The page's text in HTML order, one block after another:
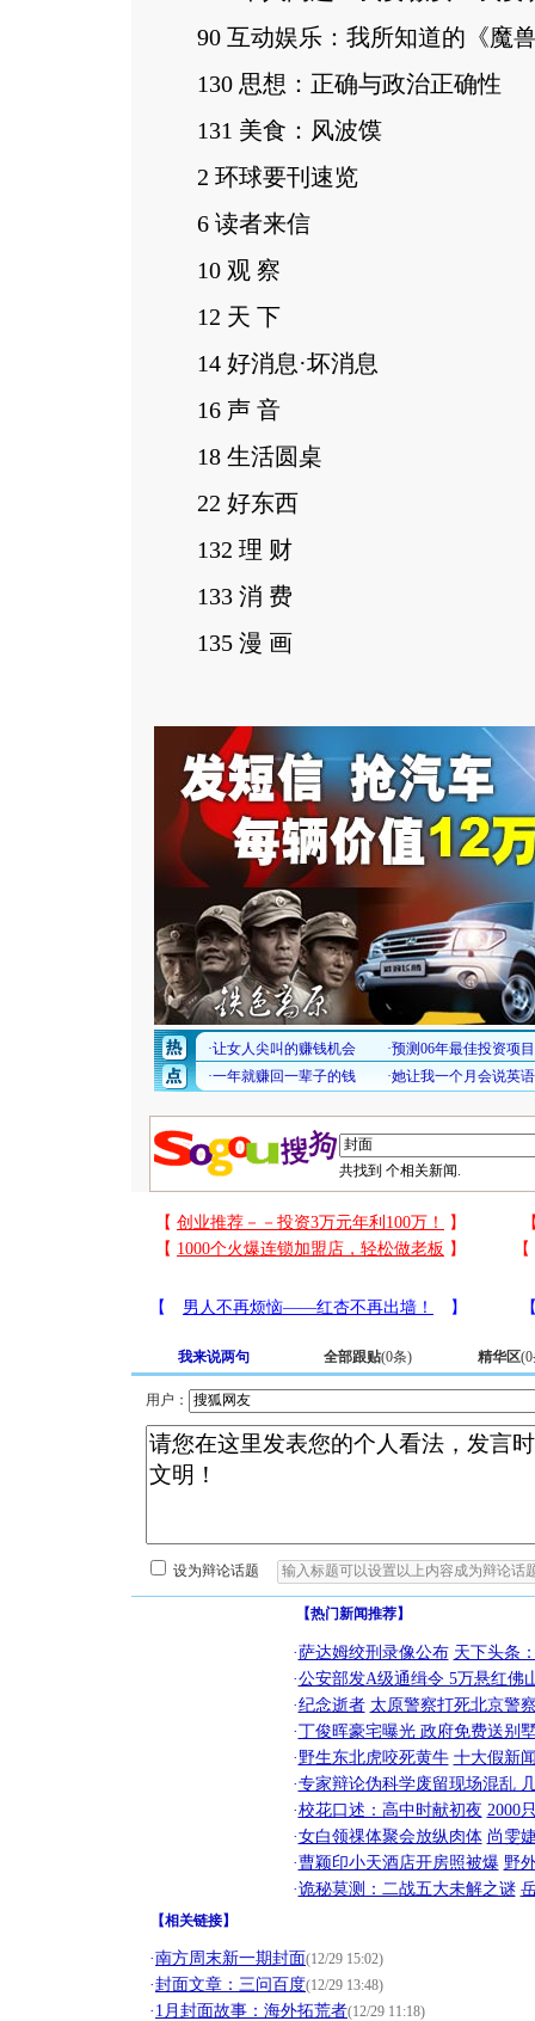
90 互动娱乐：我所知道的《魔
130 思想：正确与政治正确性
131 美食：风波馍
2 环球要刊速览
6 读者来信
10 观 察
12 天 下
14 好消息·坏消息
16 声 音
18 生活圆桌
22 好东西
132 理 财
133 消 费
135 漫 画
共找到 个相关新闻.
我来说两句 全部跟贴(0条) 精华区(0
用户：
设为辩论话题
【热门新闻推荐】
·萨达姆绞刑录像公布 天下头条
·公安部发A级通缉令 5万悬红佛
·纪念逝者 太原警察打死北京警
·丁俊晖豪宅曝光 政府免费送别
·野生东北虎咬死黄牛 十大假新
·专家辩论伪科学废留现场混乱
·校花口述：高中时献初夜 2000
·女白领祼体聚会放纵肉体 尚雯
·曹颖印小天酒店开房照被爆 野
·诡秘莫测：二战五大未解之谜
【相关链接】
·南方周末新一期封面(12/29 15:02)
·封面文章：三问百度(12/29 13:48)
· 1月封面故事：海外拓荒者(12/29 11:18)